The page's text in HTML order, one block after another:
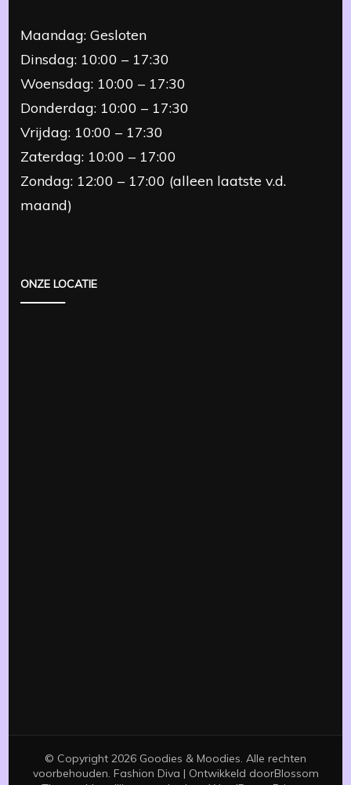
Maandag: Gesloten
Dinsdag: 10:00 – 17:30
Woensdag: 10:00 – 17:30
Donderdag: 10:00 – 17:30
Vrijdag: 10:00 – 17:30
Zaterdag: 10:00 – 17:00
Zondag: 12:00 – 17:00 (alleen laatste v.d.
maand)
ONZE LOCATIE
© Copyright 2026 Goodies & Moodies. Alle rechten
voorbehouden. Fashion Diva | Ontwikkeld doorBlossom